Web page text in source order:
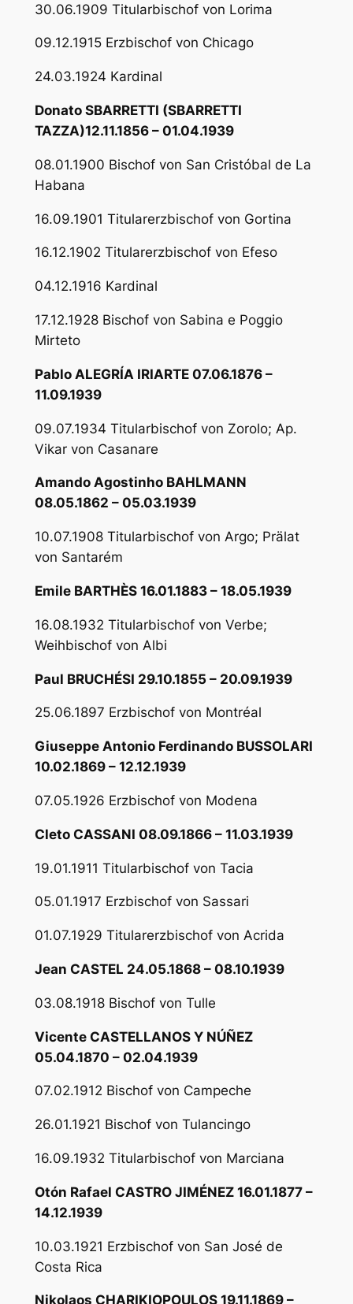
30.06.1909 Titularbischof von Lorima
09.12.1915 Erzbischof von Chicago
24.03.1924 Kardinal
Donato SBARRETTI (SBARRETTI
TAZZA)12.11.1856 – 01.04.1939
08.01.1900 Bischof von San Cristóbal de La
Habana
16.09.1901 Titularerzbischof von Gortina
16.12.1902 Titularerzbischof von Efeso
04.12.1916 Kardinal
17.12.1928 Bischof von Sabina e Poggio
Mirteto
Pablo ALEGRÍA IRIARTE 07.06.1876 –
11.09.1939
09.07.1934 Titularbischof von Zorolo; Ap.
Vikar von Casanare
Amando Agostinho BAHLMANN
08.05.1862 – 05.03.1939
10.07.1908 Titularbischof von Argo; Prälat
von Santarém
Emile BARTHÈS 16.01.1883 – 18.05.1939
16.08.1932 Titularbischof von Verbe;
Weihbischof von Albi
Paul BRUCHÉSI 29.10.1855 – 20.09.1939
25.06.1897 Erzbischof von Montréal
Giuseppe Antonio Ferdinando BUSSOLARI
10.02.1869 – 12.12.1939
07.05.1926 Erzbischof von Modena
Cleto CASSANI 08.09.1866 – 11.03.1939
19.01.1911 Titularbischof von Tacia
05.01.1917 Erzbischof von Sassari
01.07.1929 Titularerzbischof von Acrida
Jean CASTEL 24.05.1868 – 08.10.1939
03.08.1918 Bischof von Tulle
Vicente CASTELLANOS Y NÚÑEZ
05.04.1870 – 02.04.1939
07.02.1912 Bischof von Campeche
26.01.1921 Bischof von Tulancingo
16.09.1932 Titularbischof von Marciana
Otón Rafael CASTRO JIMÉNEZ 16.01.1877 –
14.12.1939
10.03.1921 Erzbischof von San José de
Costa Rica
Nikolaos CHARIKIOPOULOS 19.11.1869 –